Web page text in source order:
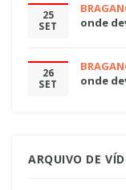
25
SET
onde
26
SET
onde
ARQUIVO DE